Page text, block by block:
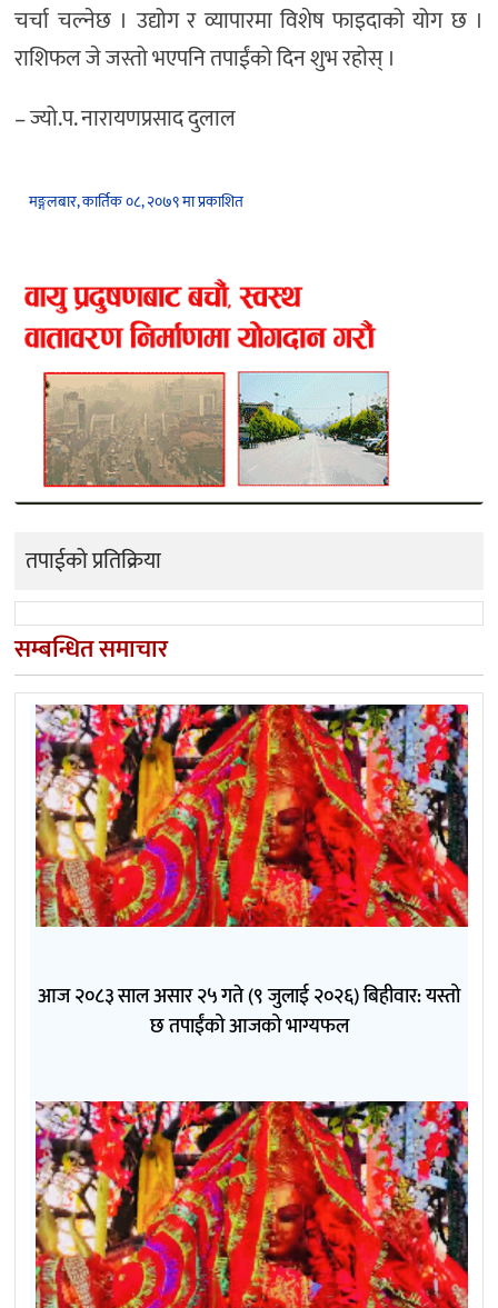
चर्चा चल्नेछ । उद्योग र व्यापारमा विशेष फाइदाको योग छ ।
राशिफल जे जस्तो भएपनि तपाईंको दिन शुभ रहोस् ।
– ज्यो.प. नारायणप्रसाद दुलाल
मङ्गलबार, कार्तिक ०८, २०७९ मा प्रकाशित
तपाईको प्रतिक्रिया
सम्बन्धित समाचार
आज २०८३ साल असार २५ गते (९ जुलाई २०२६) बिहीवार: यस्तो
छ तपाईंको आजको भाग्यफल